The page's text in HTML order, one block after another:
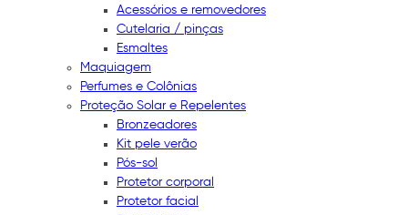
Acessórios e removedores
Cutelaria / pinças
Esmaltes
Maquiagem
Perfumes e Colônias
Proteção Solar e Repelentes
Bronzeadores
Kit pele verão
Pós-sol
Protetor corporal
Protetor facial